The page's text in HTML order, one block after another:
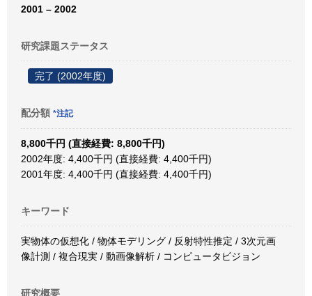
2001 – 2002
研究課題ステータス
完了 (2002年度)
配分額 *注記
8,800千円 (直接経費: 8,800千円)
2002年度: 4,400千円 (直接経費: 4,400千円)
2001年度: 4,400千円 (直接経費: 4,400千円)
キーワード
実物体の仮想化 / 物体モデリング / 反射特性推定 / 3次元画
像計測 / 複合現実 / 動画像解析 / コンピュータビジョン
研究概要